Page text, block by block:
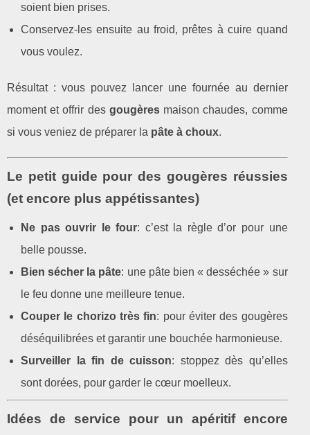
soient bien prises.
Conservez-les ensuite au froid, prêtes à cuire quand
vous voulez.
Résultat : vous pouvez lancer une fournée au dernier
moment et offrir des gougèresmaison chaudes, comme
si vous veniez de préparer la pâte à choux.
Le petit guide pour des gougères réussies
(et encore plus appétissantes)
Ne pas ouvrir le four: c’est la règle d’or pour une
belle pousse.
Bien sécher la pâte: une pâte bien « desséchée » sur
le feu donne une meilleure tenue.
Couper le chorizo très fin: pour éviter des gougères
déséquilibrées et garantir une bouchée harmonieuse.
Surveiller la fin de cuisson: stoppez dès qu’elles
sont dorées, pour garder le cœur moelleux.
Idées de service pour un apéritif encore